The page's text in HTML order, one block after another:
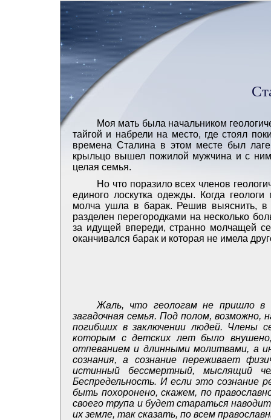
Моя мать была начальником
тайгой и набрели на место, где стоял
времена Сталина в этом месте был
крыльцо вышел пожилой мужчина и с
целая семья.
Но что поразило всех членов
единого лоскутка одежды. Когда
молча ушла в барак. Решив выяснить,
разделен перегородками на несколько
за идущей впереди, странно молчащей
оканчивался барак и которая не имела
Жаль, что геологам не пришло в
загадочная семья. Под полом, возможно,
погибших в заключении людей. Члены
которым с детских лет было
отпеванием и длинными молитвами, а
сознания, а сознание переживает
истинный бессмертный, мыслящий
Беспредельность. И если это сознание
быть похоронено, скажем, по
своего трупа и будет стараться
их земле, так сказать, по всем